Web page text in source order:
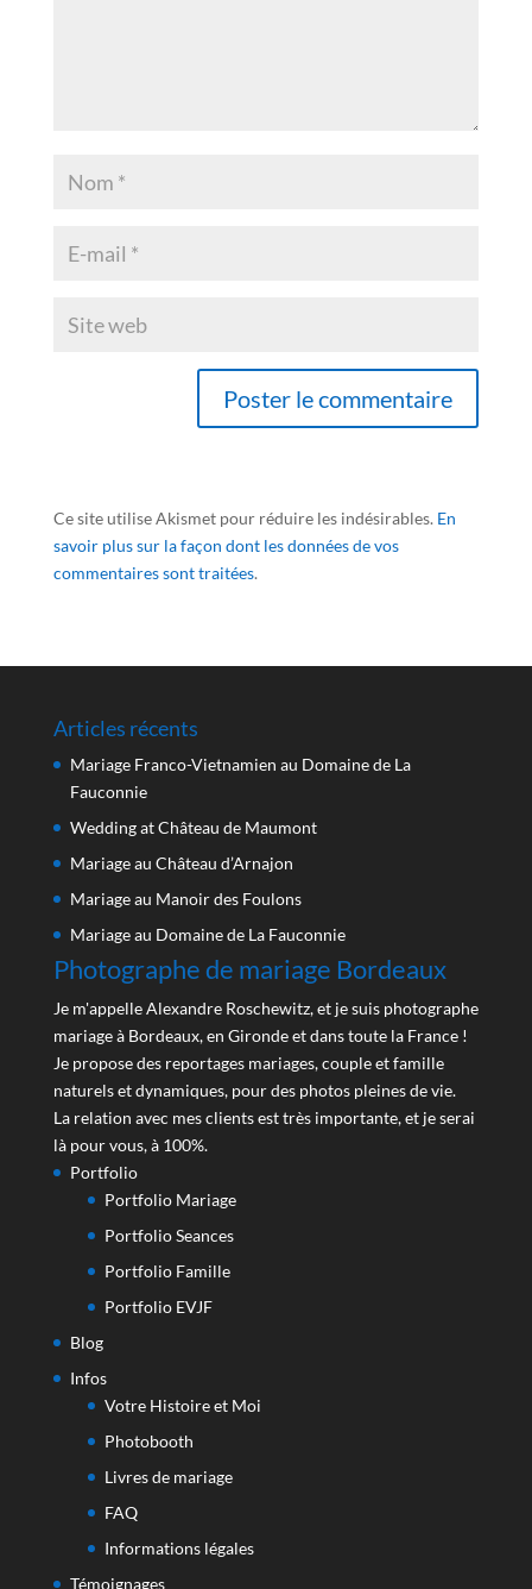
Ce site utilise Akismet pour réduire les indésirables. En
savoir plus sur la façon dont les données de vos
commentaires sont traitées.
Articles récents
Mariage Franco-Vietnamien au Domaine de La
Fauconnie
Wedding at Château de Maumont
Mariage au Château d’Arnajon
Mariage au Manoir des Foulons
Mariage au Domaine de La Fauconnie
Photographe de mariage Bordeaux
Je m'appelle Alexandre Roschewitz, et je suis photographe
mariage à Bordeaux, en Gironde et dans toute la France !
Je propose des reportages mariages, couple et famille
naturels et dynamiques, pour des photos pleines de vie.
La relation avec mes clients est très importante, et je serai
là pour vous, à 100%.
Portfolio
Portfolio Mariage
Portfolio Seances
Portfolio Famille
Portfolio EVJF
Blog
Infos
Votre Histoire et Moi
Photobooth
Livres de mariage
FAQ
Informations légales
Témoignages